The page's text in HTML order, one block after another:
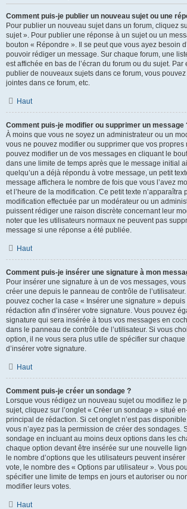
Comment puis-je publier un nouveau sujet ou une
Pour publier un nouveau sujet dans un forum, cliquez
sujet ». Pour publier une réponse à un sujet ou un
bouton « Répondre ». Il se peut que vous ayez besoin
pouvoir rédiger un message. Sur chaque forum, une
est affichée en bas de l’écran du forum ou du sujet.
publier de nouveaux sujets dans ce forum, vous
jointes dans ce forum, etc.
Haut
Comment puis-je modifier ou supprimer un message
À moins que vous ne soyez un administrateur ou un
vous ne pouvez modifier ou supprimer que vos propres
pouvez modifier un de vos messages en cliquant le
dans une limite de temps après que le message initial
quelqu’un a déjà répondu à votre message, un petit
message affichera le nombre de fois que vous l’avez
et l’heure de la modification. Ce petit texte n’apparaîtra
modification effectuée par un modérateur ou un
puissent rédiger une raison discrète concernant leur
noter que les utilisateurs normaux ne peuvent pas
message si une réponse a été publiée.
Haut
Comment puis-je insérer une signature à mon
Pour insérer une signature à un de vos messages, vous
créer une depuis le panneau de contrôle de
pouvez cocher la case « Insérer une signature »
rédaction afin d’insérer votre signature. Vous pouvez
signature qui sera insérée à tous vos messages en
dans le panneau de contrôle de l’utilisateur. Si vous
option, il ne vous sera plus utile de spécifier sur
d’insérer votre signature.
Haut
Comment puis-je créer un sondage ?
Lorsque vous rédigez un nouveau sujet ou modifiez le
sujet, cliquez sur l’onglet « Créer un sondage » situé
principal de rédaction. Si cet onglet n’est pas
vous n’ayez pas la permission de créer des sondages.
sondage en incluant au moins deux options dans les
chaque option devant être insérée sur une nouvelle
le nombre d’options que les utilisateurs peuvent
vote, le nombre des « Options par utilisateur ». Vous
spécifier une limite de temps en jours et autoriser ou
modifier leurs votes.
Haut